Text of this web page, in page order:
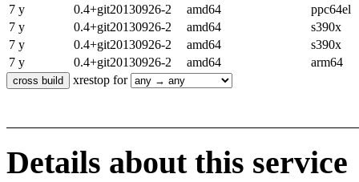
7 y
0.4+git20130926-2 amd64
ppc64el
7 y
0.4+git20130926-2 amd64
s390x
7 y
0.4+git20130926-2 amd64
s390x
7 y
0.4+git20130926-2 amd64
arm64
xrestop for
Details about this service